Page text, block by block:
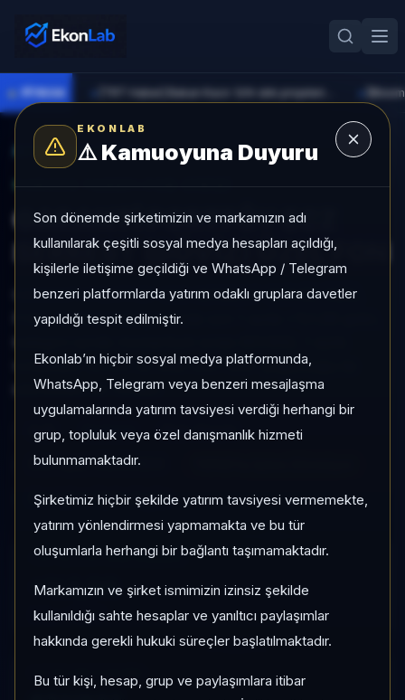
EKONLAB
⚠️Kamuoyuna Duyuru
Son dönemde şirketimizin ve markamızın adı
kullanılarak çeşitli sosyal medya hesapları açıldığı,
kişilerle iletişime geçildiği ve WhatsApp / Telegram
benzeri platformlarda yatırım odaklı gruplara davetler
yapıldığı tespit edilmiştir.
Ekonlab’ın hiçbir sosyal medya platformunda,
WhatsApp, Telegram veya benzeri mesajlaşma
uygulamalarında yatırım tavsiyesi verdiği herhangi bir
grup, topluluk veya özel danışmanlık hizmeti
bulunmamaktadır.
Şirketimiz hiçbir şekilde yatırım tavsiyesi vermemekte,
yatırım yönlendirmesi yapmamakta ve bu tür
oluşumlarla herhangi bir bağlantı taşımamaktadır.
Markamızın ve şirket ismimizin izinsiz şekilde
kullanıldığı sahte hesaplar ve yanıltıcı paylaşımlar
hakkında gerekli hukuki süreçler başlatılmaktadır.
Bu tür kişi, hesap, grup ve paylaşımlara itibar
● PİYASA
AI Fon Radar Serbest
SUNUCU TARAFI FON GIRIŞI
GARANTİ PORTFÖY ECZ
SERBEST (DÖVİZ) ÖZEL FON
GARANTİ PORTFÖY ECZ SERBEST (DÖVİZ) ÖZEL
FON, Serbest kategorisinde son 1 ayda +%1,96 getiri,
volatilitesi %0,24 ve Aktif KAP KAP yoğunluğu ile
izlenebilen bir fondur.
GJE Serbest Risk:Düşük
Son fiyat:63,108824
Son işlem farkı: 0 gün
1 AY VE 3 AY PERFORMANS
+%1,96
3 Ay:+%7,17
KATEGORI KONUMU